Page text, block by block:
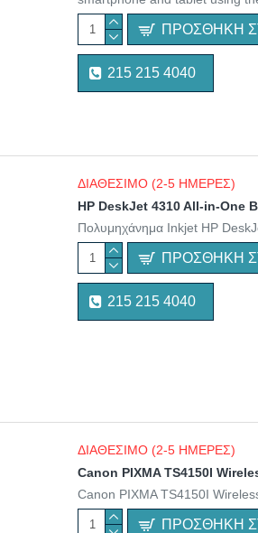
ΠΡΟΣΘΉΚΗ
215 215 4040
ΔΙΑΘΕΣΙΜΟ (2-5 ΗΜΕΡΕΣ)
HP DeskJet 4310 All-in-One
Πολυμηχάνημα Inkjet HP
ΠΡΟΣΘΉΚΗ
215 215 4040
ΔΙΑΘΕΣΙΜΟ (2-5 ΗΜΕΡΕΣ)
Canon PIXMA TS4150I
Canon PIXMA TS4150I
ΠΡΟΣΘΉΚΗ